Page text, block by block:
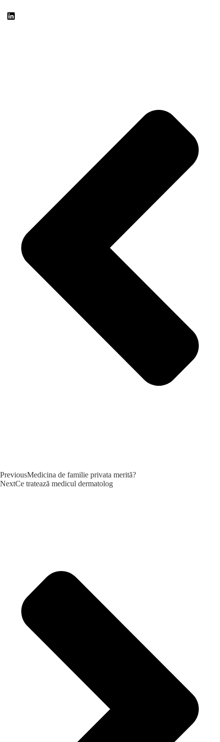
PreviousMedicina de familie privata merită?
NextCe tratează medicul dermatolog